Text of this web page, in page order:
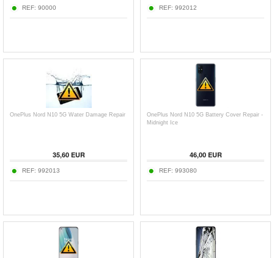
REF: 90000 REF: 992012
OnePlus Nord N10 5G Water Damage Repair
35,60EUR
REF: 992013
OnePlus Nord N10 5G Battery Cover Repair -
Midnight Ice
46,00EUR
REF: 993080